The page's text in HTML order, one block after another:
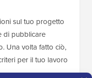
sul tuo progetto
di pubblicare
Una volta fatto ciò,
per il tuo lavoro